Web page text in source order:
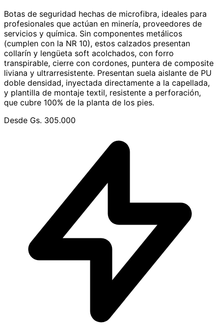
Botas de seguridad hechas de microfibra, ideales para
profesionales que actúan en minería, proveedores de
servicios y química. Sin componentes metálicos
(cumplen con la NR 10), estos calzados presentan
collarín y lengüeta soft acolchados, con forro
transpirable, cierre con cordones, puntera de composite
liviana y ultrarresistente. Presentan suela aislante de PU
doble densidad, inyectada directamente a la capellada,
y plantilla de montaje textil, resistente a perforación,
que cubre 100% de la planta de los pies.
Desde Gs. 305.000